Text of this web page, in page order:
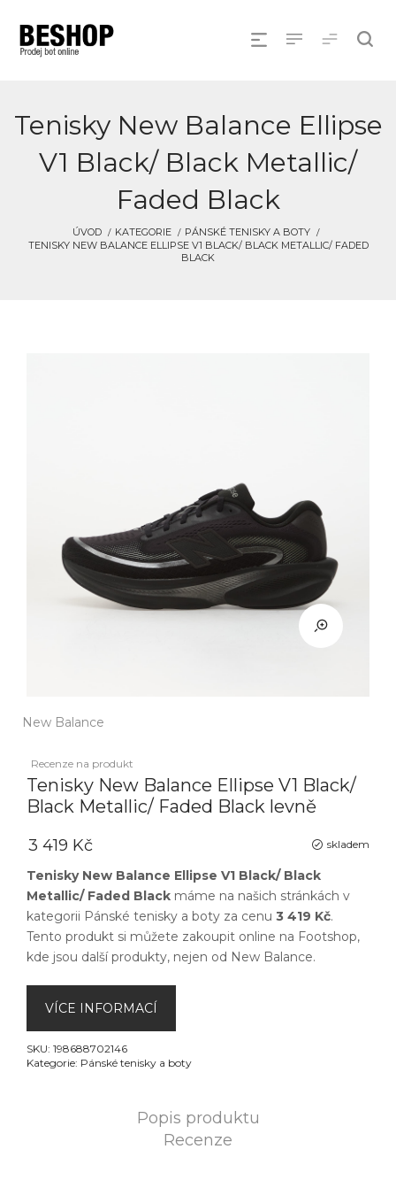
Tenisky New Balance Ellipse
V1 Black/ Black Metallic/
Faded Black
ÚVOD KATEGORIE
PÁNSKÉ TENISKY A BOTY
TENISKY NEW BALANCE ELLIPSE V1 BLACK/ BLACK METALLIC/ FADED
BLACK
New Balance
Recenze na produkt
Tenisky New Balance Ellipse V1 Black/
Black Metallic/ Faded Black levně
skladem
3 419 Kč
Tenisky New Balance Ellipse V1 Black/ Black
Metallic/ Faded Black máme na našich stránkách v
kategorii Pánské tenisky a boty za cenu 3 419 Kč.
Tento produkt si můžete zakoupit online na Footshop,
kde jsou další produkty, nejen od New Balance.
VÍCE INFORMACÍ
SKU: 198688702146
Kategorie: Pánské tenisky a boty
Popis produktu
Recenze